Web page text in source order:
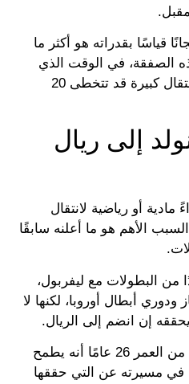
قياسًا بقدراته هو أكثر ما
الصفقة، في الوقت الذي
سيجني اللاعب فيه مكافأة انتقال كبيرة قد تتخطى 20
إلى ريال
أو رياضية لانتقال
الأهم هو ما أعلنه سابقًا
من البطولات مع ليفربول،
ودوري أبطال أوروبا، لكنها لا
إن انضم إلى الريال.
وسبق وأن ذكر اللاعب البالغ من العمر 26 عامًا أنه يطمح
في مسيرته عن التي حققها